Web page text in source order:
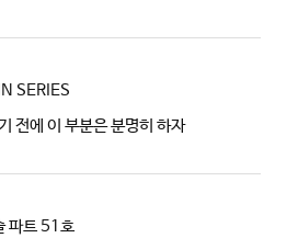
SERIES
전에 이 부분은 분명히 하자
파트 51호